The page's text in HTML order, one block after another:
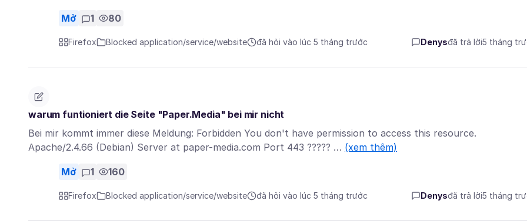
Mở 1 80
Firefox Blocked application/service/website đã hỏi vào lúc 5 tháng trước Denysđã trả lời5 tháng
warum funtioniert die Seite "Paper.Media" bei mir nicht
Bei mir kommt immer diese Meldung: Forbidden You don't have permission to access this resource.
Apache/2.4.66 (Debian) Server at paper-media.com Port 443 ????? … (xem thêm)
Mở 1 160
Firefox Blocked application/service/website đã hỏi vào lúc 5 tháng trước Denysđã trả lời5 tháng